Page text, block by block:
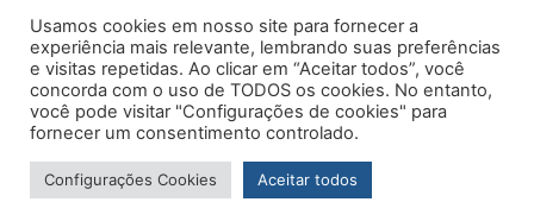
ENDEREÇO E HORÁRIO
Endereço:Praça Tiradentes, s/n – Centro, Cabo Frio – RJ, 28906-290
Atendimento do Protocolo Geral da Prefeitura:9h às 16h
Horário de Funcionamento:8h às 17h
Usamos cookies em nosso site para fornecer a
experiência mais relevante, lembrando suas preferências
e visitas repetidas. Ao clicar em “Aceitar todos”, você
concorda com o uso de TODOS os cookies. No entanto,
você pode visitar "Configurações de cookies" para
fornecer um consentimento controlado.
Configurações Cookies Aceitar todos